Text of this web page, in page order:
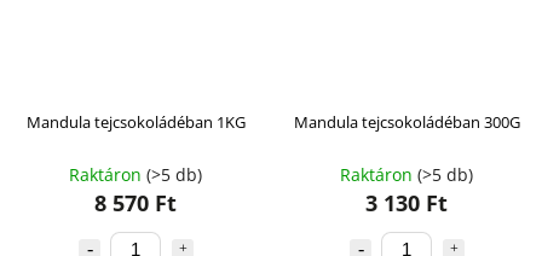
Mandula tejcsokoládéban 1KG
Raktáron (>5 db)
8 570 Ft
Mandula tejcsokoládéban 300G
Raktáron (>5 db)
3 130 Ft